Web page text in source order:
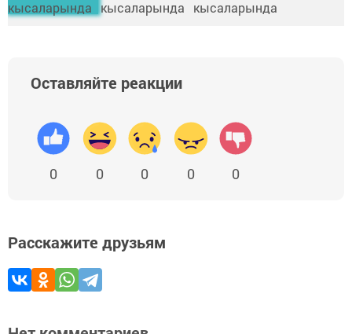
Оставляйте реакции
0 0 0 0 0
Расскажите друзьям